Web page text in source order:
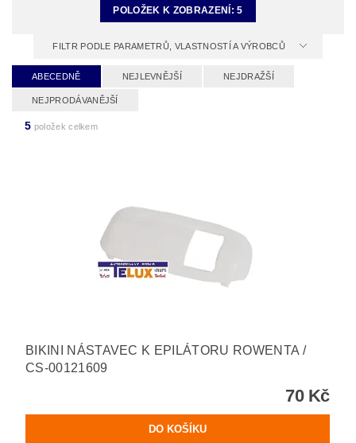
POLOŽEK K ZOBRAZENÍ:5
FILTR PODLE PARAMETRŮ, VLASTNOSTÍ A VÝROBCŮ
ABECEDNĚ NEJLEVNĚJŠÍ NEJDRAŽŠÍ
NEJPRODÁVANĚJŠÍ
5 položek celkem
BIKINI NÁSTAVEC K EPILÁTORU ROWENTA /
CS-00121609
70 Kč